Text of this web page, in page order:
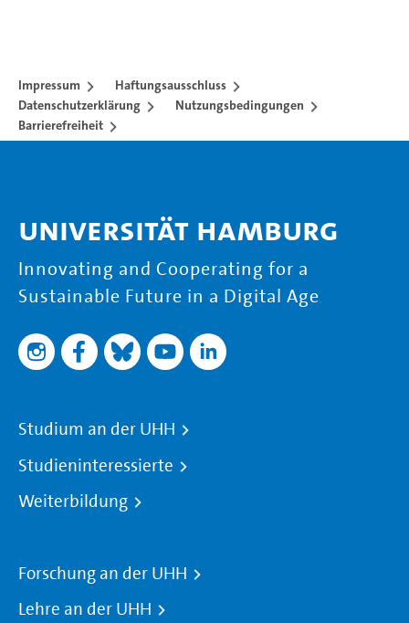
Impressum
Haftungsausschluss
Datenschutzerklärung
Nutzungsbedingungen
Barrierefreiheit
Universität Hamburg
Innovating and Cooperating for a
Sustainable Future in a Digital Age
Studium an der UHH
Studieninteressierte
Weiterbildung
Forschung an der UHH
Lehre an der UHH